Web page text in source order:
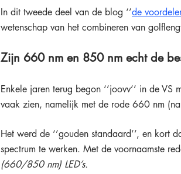
In dit tweede deel van de blog ‘’de
wetenschap van het combineren van
Zijn 660 nm en 850 nm echt de
Enkele jaren terug begon ‘’joovv’’ in de
vaak zien, namelijk met de rode 660 nm
Het werd de ‘’gouden standaard’’, en
spectrum te werken. Met de voornaamste
(660/850 nm) LED’s.